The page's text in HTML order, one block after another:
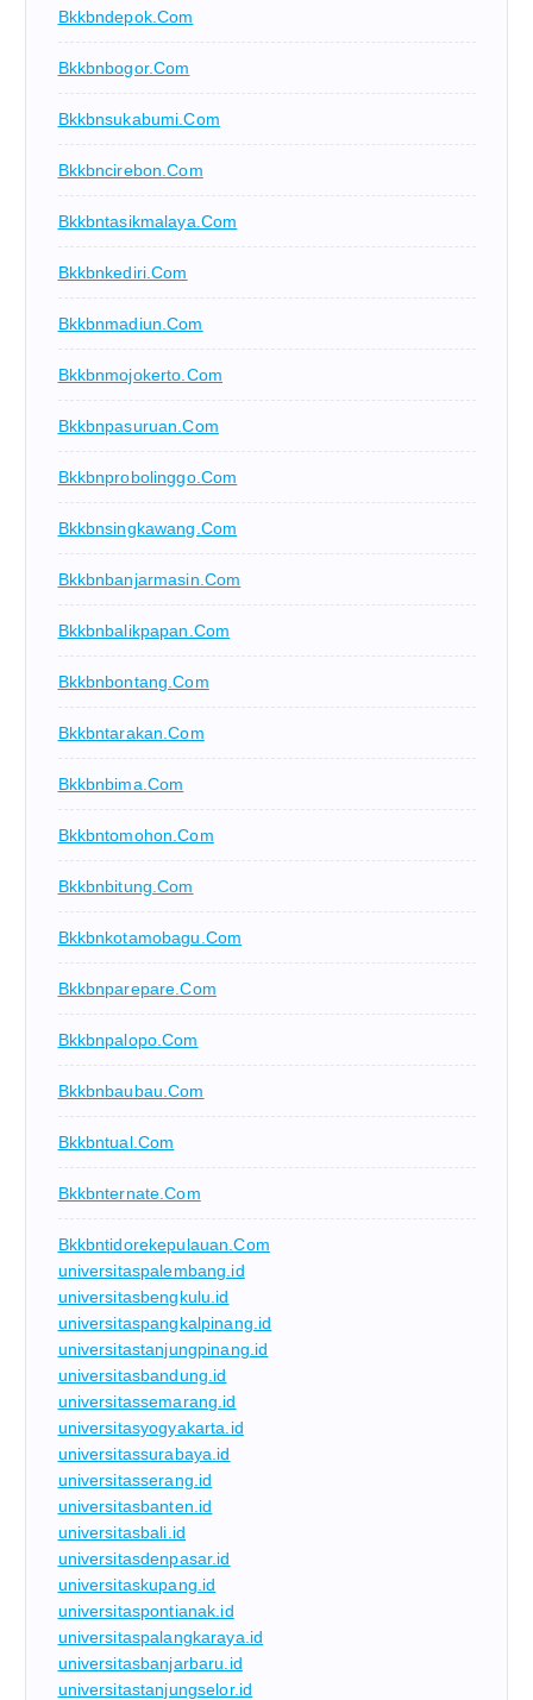
Bkkbndepok.com
Bkkbnbogor.com
Bkkbnsukabumi.com
Bkkbncirebon.com
Bkkbntasikmalaya.com
Bkkbnkediri.com
Bkkbnmadiun.com
Bkkbnmojokerto.com
Bkkbnpasuruan.com
Bkkbnprobolinggo.com
Bkkbnsingkawang.com
Bkkbnbanjarmasin.com
Bkkbnbalikpapan.com
Bkkbnbontang.com
Bkkbntarakan.com
Bkkbnbima.com
Bkkbntomohon.com
Bkkbnbitung.com
Bkkbnkotamobagu.com
Bkkbnparepare.com
Bkkbnpalopo.com
Bkkbnbaubau.com
Bkkbntual.com
Bkkbnternate.com
Bkkbntidorekepulauan.com
universitaspalembang.id
universitasbengkulu.id
universitaspangkalpinang.id
universitastanjungpinang.id
universitasbandung.id
universitassemarang.id
universitasyogyakarta.id
universitassurabaya.id
universitasserang.id
universitasbanten.id
universitasbali.id
universitasdenpasar.id
universitaskupang.id
universitaspontianak.id
universitaspalangkaraya.id
universitasbanjarbaru.id
universitastanjungselor.id